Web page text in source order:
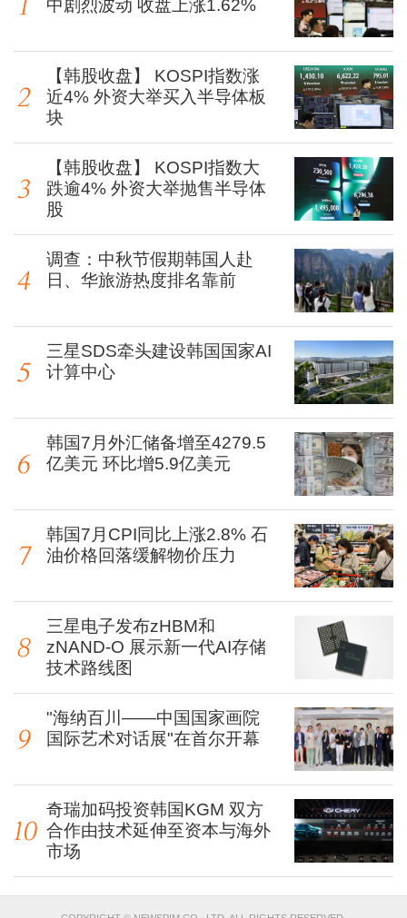
中剧烈波动 收盘上涨1.62%
【韩股收盘】 KOSPI指数涨
近4% 外资大举买入半导体板
块
【韩股收盘】 KOSPI指数大
跌逾4% 外资大举抛售半导体
股
调查：中秋节假期韩国人赴
日、华旅游热度排名靠前
三星SDS牵头建设韩国国家AI
计算中心
韩国7月外汇储备增至4279.5
亿美元 环比增5.9亿美元
韩国7月CPI同比上涨2.8% 石
油价格回落缓解物价压力
三星电子发布zHBM和
zNAND-O 展示新一代AI存储
技术路线图
"海纳百川——中国国家画院
国际艺术对话展"在首尔开幕
奇瑞加码投资韩国KGM 双方
合作由技术延伸至资本与海外
市场